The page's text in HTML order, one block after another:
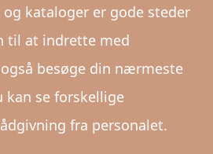
og kataloger er gode steder
til at indrette med
besøge din nærmeste
kan se forskellige
fra personalet.